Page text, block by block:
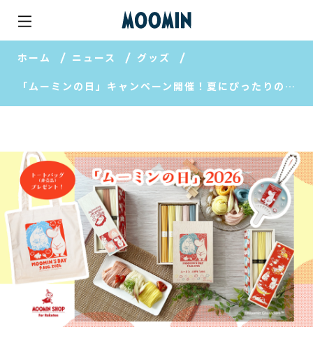
ホーム ニュース グッズ
「ムーミンの日」キャンペーン開催！夏にぴったりの限定商品もおすすめ【MOOMIN SHOP 楽天市場店】